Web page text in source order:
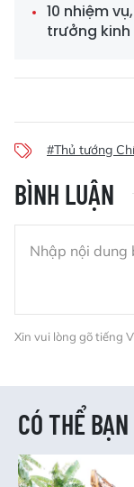
10 nhiệm
trưởng
#Thủ tướng
BÌNH LUẬN
Xin vui lòng gõ tiếng
CÓ THỂ